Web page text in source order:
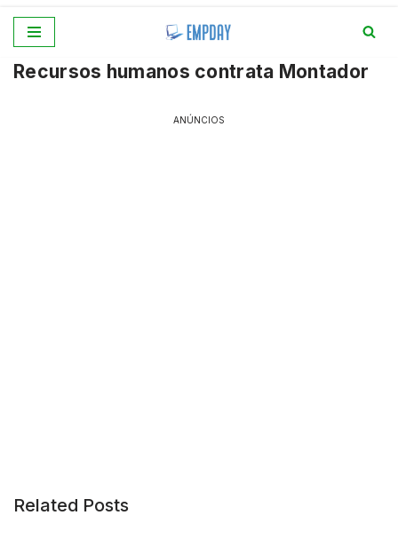
para
Recursos humanos contrata Montador
ANÚNCIOS
Related Posts